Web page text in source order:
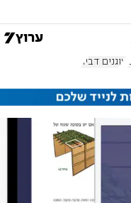
עוגנים דביר